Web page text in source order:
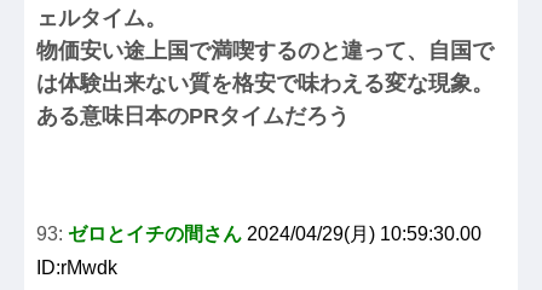
ェルタイム。
物価安い途上国で満喫するのと違って、自国で
は体験出来ない質を格安で味わえる変な現象。
ある意味日本のPRタイムだろう
93: ゼロとイチの間さん 2024/04/29(月) 10:59:30.00
ID:rMwdk